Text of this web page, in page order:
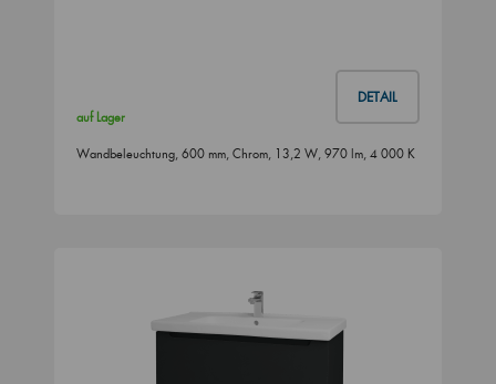
DETAIL
auf Lager
Wandbeleuchtung, 600 mm, Chrom, 13,2 W, 970 lm, 4 000 K